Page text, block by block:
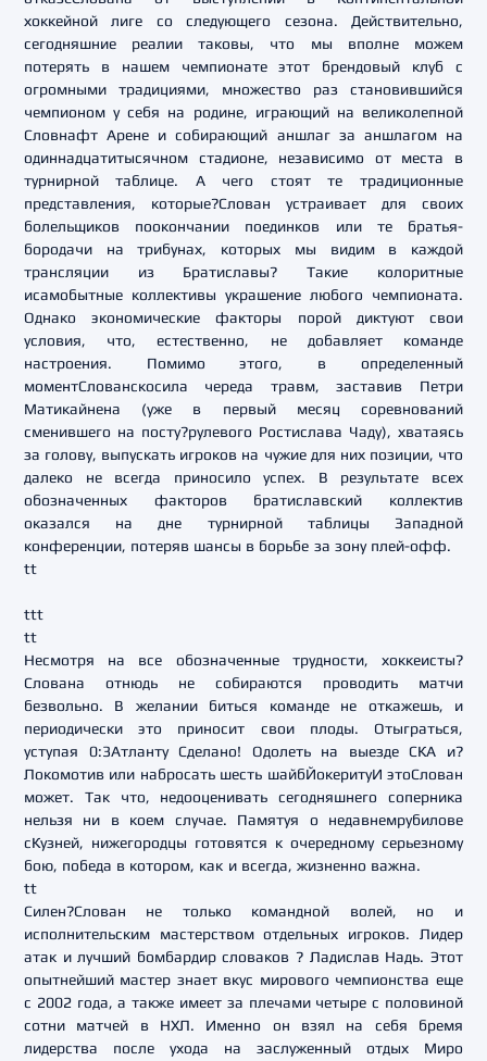
хоккейной лиге со следующего сезона. Действительно,
сегодняшние реалии таковы, что мы вполне можем
потерять в нашем чемпионате этот брендовый клуб с
огромными традициями, множество раз становившийся
чемпионом у себя на родине, играющий на великолепной
Словнафт Арене и собирающий аншлаг за аншлагом на
одиннадцатитысячном стадионе, независимо от места в
турнирной таблице. А чего стоят те традиционные
представления, которые?Слован устраивает для своих
болельщиков поокончании поединков или те братья-
бородачи на трибунах, которых мы видим в каждой
трансляции из Братиславы? Такие колоритные
исамобытные коллективы украшение любого чемпионата.
Однако экономические факторы порой диктуют свои
условия, что, естественно, не добавляет команде
настроения. Помимо этого, в определенный
моментСлованскосила череда травм, заставив Петри
Матикайнена (уже в первый месяц соревнований
сменившего на посту?рулевого Ростислава Чаду), хватаясь
за голову, выпускать игроков на чужие для них позиции, что
далеко не всегда приносило успех. В результате всех
обозначенных факторов братиславский коллектив
оказался на дне турнирной таблицы Западной
конференции, потеряв шансы в борьбе за зону плей-офф.
tt
ttt
tt
Несмотря на все обозначенные трудности, хоккеисты?
Слована отнюдь не собираются проводить матчи
безвольно. В желании биться команде не откажешь, и
периодически это приносит свои плоды. Отыграться,
уступая 0:3Атланту Сделано! Одолеть на выезде СКА и?
Локомотив или набросать шесть шайбЙокеритуИ этоСлован
может. Так что, недооценивать сегодняшнего соперника
нельзя ни в коем случае. Памятуя о недавнемрубилове
сКузней, нижегородцы готовятся к очередному серьезному
бою, победа в котором, как и всегда, жизненно важна.
tt
Силен?Слован не только командной волей, но и
исполнительским мастерством отдельных игроков. Лидер
атак и лучший бомбардир словаков ? Ладислав Надь. Этот
опытнейший мастер знает вкус мирового чемпионства еще
с 2002 года, а также имеет за плечами четыре с половиной
сотни матчей в НХЛ. Именно он взял на себя бремя
лидерства после ухода на заслуженный отдых Миро